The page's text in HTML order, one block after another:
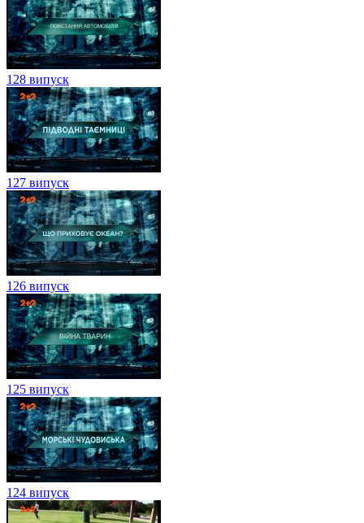
128 випуск
127 випуск
126 випуск
125 випуск
124 випуск